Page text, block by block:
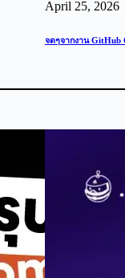
April 25, 2026
จดๆจากงาน GitHub